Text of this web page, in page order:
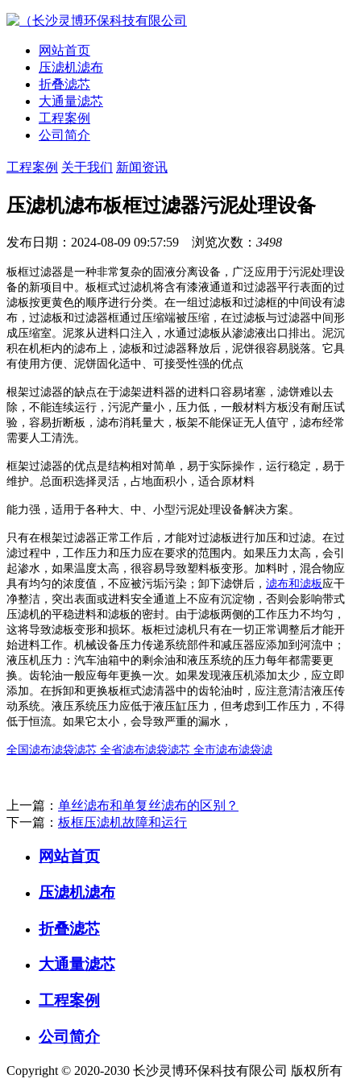
网站首页
压滤机滤布
折叠滤芯
大通量滤芯
工程案例
公司简介
工程案例 关于我们 新闻资讯
压滤机滤布板框过滤器污泥处理设备
发布日期：2024-08-09 09:57:59 浏览次数： 3498
板框过滤器是一种非常复杂的固液分离设备，广泛应用于污泥处理设
备的新项目中。板框式过滤机将含有漆液通道和过滤器平行表面的过
滤板按更黄色的顺序进行分类。在一组过滤板和过滤框的中间设有滤
布，过滤板和过滤器框通过压缩端被压缩，在过滤板与过滤器中间形
成压缩室。泥浆从进料口注入，水通过滤板从渗滤液出口排出。泥沉
积在机柜内的滤布上，滤板和过滤器释放后，泥饼很容易脱落。它具
有使用方便、泥饼固化适中、可接受性强的优点
根架过滤器的缺点在于滤架进料器的进料口容易堵塞，滤饼难以去
除，不能连续运行，污泥产量小，压力低，一般材料方板没有耐压试
验，容易折断板，滤布消耗量大，板架不能保证无人值守，滤布经常
需要人工清洗。
框架过滤器的优点是结构相对简单，易于实际操作，运行稳定，易于
维护。总面积选择灵活，占地面积小，适合原材料
能力强，适用于各种大、中、小型污泥处理设备解决方案。
只有在根架过滤器正常工作后，才能对过滤板进行加压和过滤。在过
滤过程中，工作压力和压力应在要求的范围内。如果压力太高，会引
起渗水，如果温度太高，很容易导致塑料板变形。加料时，混合物应
具有均匀的浓度值，不应被污垢污染；卸下滤饼后， 滤布和滤板 应干
净整洁，突出表面或进料安全通道上不应有沉淀物，否则会影响带式
压滤机的平稳进料和滤板的密封。由于滤板两侧的工作压力不均匀，
这将导致滤板变形和损坏。板柜过滤机只有在一切正常调整后才能开
始进料工作。机械设备压力传递系统部件和减压器应添加到河流中；
液压机压力：汽车油箱中的剩余油和液压系统的压力每年都需要更
换。齿轮油一般应每年更换一次。如果发现液压机添加太少，应立即
添加。在拆卸和更换板框式滤清器中的齿轮油时，应注意清洁液压传
动系统。液压系统压力应低于液压缸压力，但考虑到工作压力，不得
低于恒流。如果它太小，会导致严重的漏水，
全国滤布滤袋滤芯 全省滤布滤袋滤芯 全市滤布滤袋滤
上一篇： 单丝滤布和单复丝滤布的区别？
下一篇： 板框压滤机故障和运行
网站首页
压滤机滤布
折叠滤芯
大通量滤芯
工程案例
公司简介
Copyright © 2020-2030 长沙灵博环保科技有限公司 版权所有